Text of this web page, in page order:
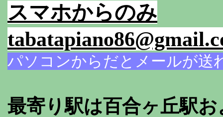
スマホからのみ
パソコンからだとメールが送
最寄り駅は百合ヶ丘駅